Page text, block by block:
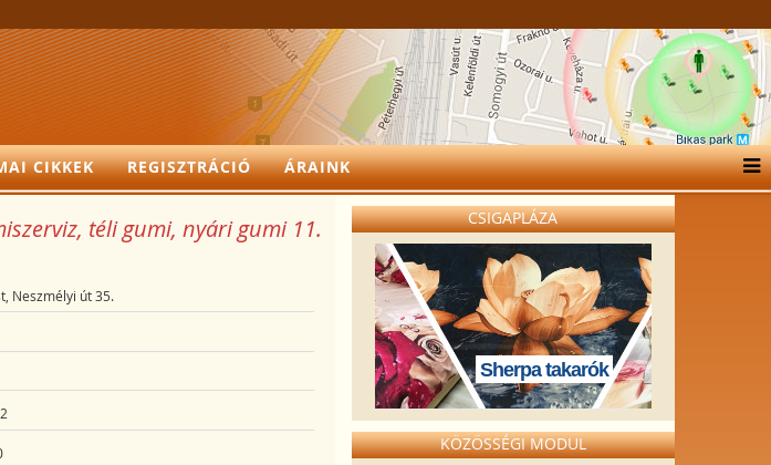
CIKKEK REGISZTRÁCIÓ ÁRAINK
téli gumi, nyári gumi 11.
Neszmélyi út 35.
CSIGAPLÁZA
Sherpa takarók
KÖZÖSSÉGI MODUL